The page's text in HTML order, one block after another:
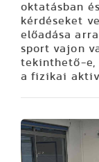
oktatásban
kérdéseket
előadása
sport vajon
tekinthető-e,
a fizikai